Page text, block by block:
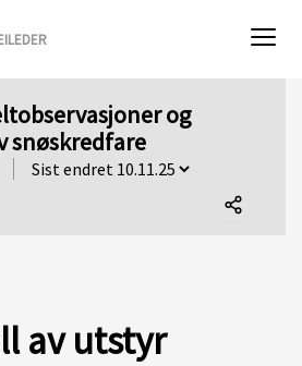
og
snøskredfare
av utstyr